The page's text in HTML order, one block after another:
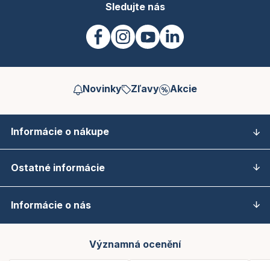
Sledujte nás
Novinky Zľavy Akcie
Informácie o nákupe
Ostatné informácie
Informácie o nás
Významná ocenění